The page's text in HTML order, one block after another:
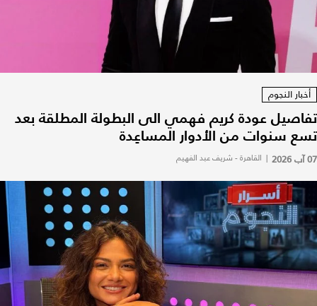
أخبار النجوم
تفاصيل عودة كريم فهمي الى البطولة المطلقة بعد
تسع سنوات من الأدوار المساعِدة
07 آب 2026 | القاهرة - شريف عبد الفهيم